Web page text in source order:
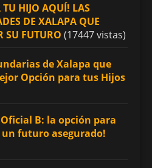
TU HIJO AQUÍ! LAS
DE XALAPA QUE
SU FUTURO (17447 vistas)
de Xalapa que
Opción para tus Hijos
B: la opción para
un futuro asegurado!